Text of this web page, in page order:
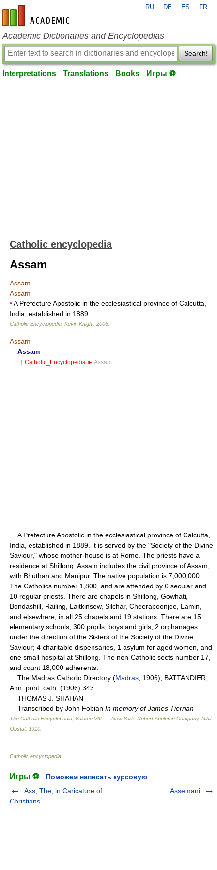
en-academic.com
RU DE ES FR
Academic Dictionaries and Encyclopedias
Search!
Interpretations Translations Books Игры ⚽
Catholic encyclopedia
Assam
Assam
Assam
•A Prefecture Apostolic in the ecclesiastical province of Calcutta,
India, established in 1889
Catholic Encyclopedia Kevin Knight. 2006
Assam
Assam
† Catholic_Encyclopedia ► Assam
A Prefecture Apostolic in the ecclesiastical province of Calcutta,
India, established in 1889. It is served by the "Society of the Divine
Saviour," whose mother-house is at Rome. The priests have a
residence at Shillong. Assam includes the civil province of Assam,
with Bhuthan and Manipur. The native population is 7,000,000.
The Catholics number 1,800, and are attended by 6 secular and
10 regular priests. There are chapels in Shillong, Gowhati,
Bondashill, Railing, Laitkinsew, Silchar, Cheerapoonjee, Lamin,
and elsewhere, in all 25 chapels and 19 stations. There are 15
elementary schools; 300 pupils, boys and girls; 2 orphanages
under the direction of the Sisters of the Society of the Divine
Saviour; 4 charitable dispensaries, 1 asylum for aged women, and
one small hospital at Shillong. The non-Catholic sects number 17,
and count 18,000 adherents.
The Madras Catholic Directory (Madras , 1906); BATTANDIER,
Ann. pont. cath. (1906) 343.
THOMAS J. SHAHAN
Transcribed by John Fobian In memory of James Tiernan
The Catholic Encyclopedia, Volume VIII. — New York: Robert Appleton Company. Nihil
Obstat. 1910
Catholic encyclopedia
Игры ⚽
Поможем написать курсовую
Ass, The, in Caricature of
Christians
Assemani